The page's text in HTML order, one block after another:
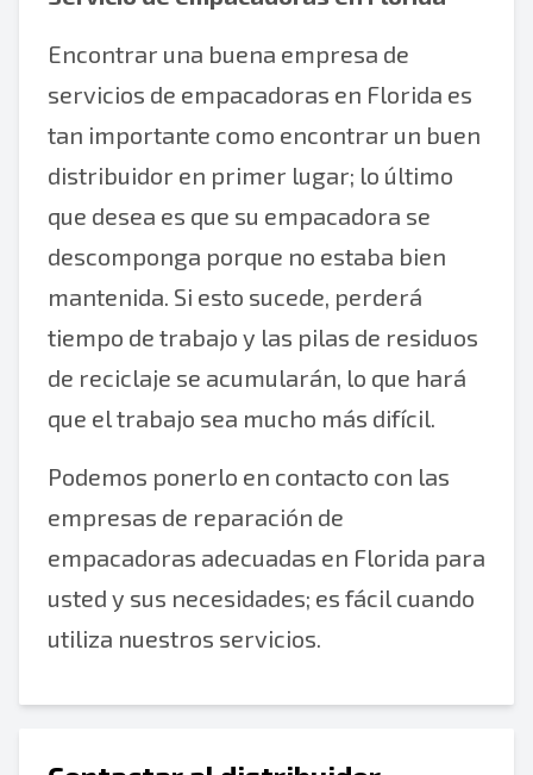
Encontrar una buena empresa de
servicios de empacadoras en Florida es
tan importante como encontrar un buen
distribuidor en primer lugar; lo último
que desea es que su empacadora se
descomponga porque no estaba bien
mantenida. Si esto sucede, perderá
tiempo de trabajo y las pilas de residuos
de reciclaje se acumularán, lo que hará
que el trabajo sea mucho más difícil.
Podemos ponerlo en contacto con las
empresas de reparación de
empacadoras adecuadas en Florida para
usted y sus necesidades; es fácil cuando
utiliza nuestros servicios.